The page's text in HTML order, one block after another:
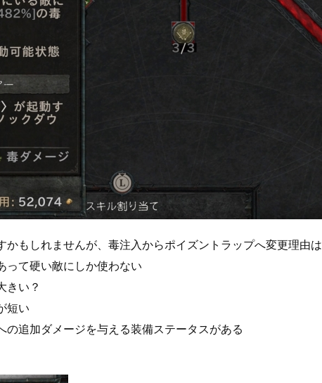
かもしれませんが、毒注入からポイズントラップへ変更理由は
って硬い敵にしか使わない
きい？
短い
の追加ダメージを与える装備ステータスがある